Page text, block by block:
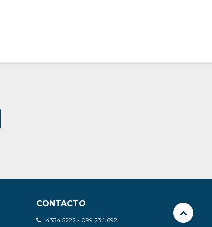
CONTACTO
4334 5222 - 099 234 692